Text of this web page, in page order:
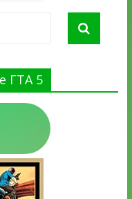
ГТА 5